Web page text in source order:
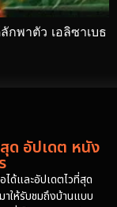
พาตัว เอลิซาเบธ
ด อัปเดต หนัง
ด้และอัปเดตไวที่สุด
าให้รับชมถึงบ้านแบบ